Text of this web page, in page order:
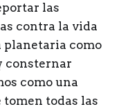
las
contra la vida
planetaria como
consternar
como una
todas las